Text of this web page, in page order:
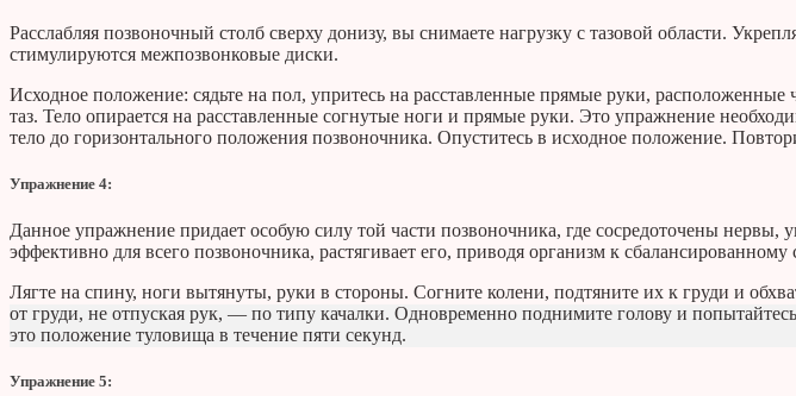
Расслабляя позвоночный столб сверху донизу, вы снимаете нагрузку с тазовой области.
стимулируются межпозвонковые диски.
Исходное положение: сядьте на пол, упритесь на расставленные прямые руки,
таз. Тело опирается на расставленные согнутые ноги и прямые руки. Это упражнение
тело до горизонтального положения позвоночника. Опуститесь в исходное положение.
Упражнение 4:
Данное упражнение придает особую силу той части позвоночника, где сосредоточены
эффективно для всего позвоночника, растягивает его, приводя организм к сбалансированному
Лягте на спину, ноги вытянуты, руки в стороны. Согните колени, подтяните их к груди и
от груди, не отпуская рук, — по типу качалки. Одновременно поднимите голову и
это положение туловища в течение пяти секунд.
Упражнение 5: